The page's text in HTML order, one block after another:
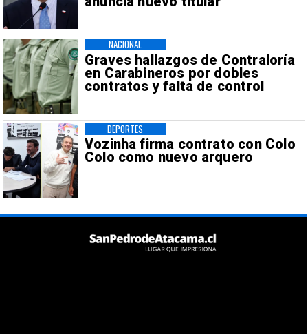
Graves hallazgos de Contraloría
en Carabineros por dobles
contratos y falta de control
NACIONAL
Vozinha firma contrato con Colo
Colo como nuevo arquero
DEPORTES